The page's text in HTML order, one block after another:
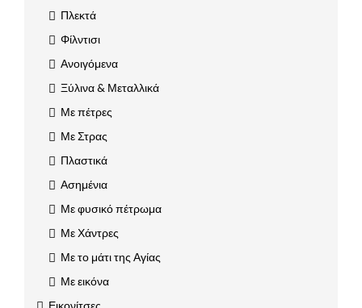
Πλεκτά
Φίλντισι
Ανοιγόμενα
Ξύλινα & Μεταλλικά
Με πέτρες
Με Στρας
Πλαστικά
Ασημένια
Με φυσικό πέτρωμα
Με Χάντρες
Με το μάτι της Αγίας
Με εικόνα
Εικονίτσες